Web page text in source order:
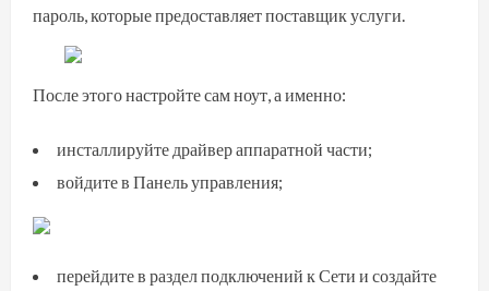
пароль, которые предоставляет поставщик услуги.
После этого настройте сам ноут, а именно:
инсталлируйте драйвер аппаратной части;
войдите в Панель управления;
перейдите в раздел подключений к Сети и создайте